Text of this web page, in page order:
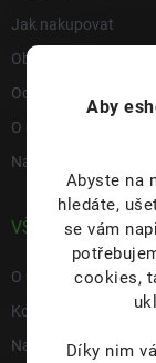
Aby
Abyste na
hledáte,
se vám
cookies,
Díky nim
Jak nakupovat
Obchodní podmínky
Ochrana osobních
O nás
Napište nám
VŠE O NÁS
O nás
Kontakty
Napište nám